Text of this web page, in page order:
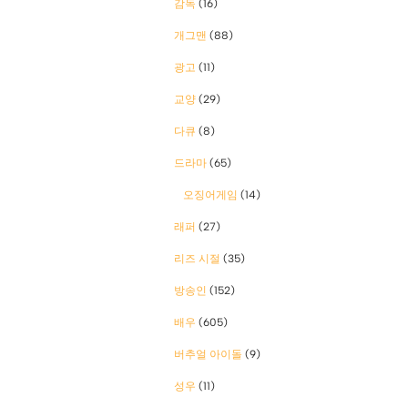
감독 (16)
개그맨 (88)
광고 (11)
교양 (29)
다큐 (8)
드라마 (65)
오징어게임 (14)
래퍼 (27)
리즈 시절 (35)
방송인 (152)
배우 (605)
버추얼 아이돌 (9)
성우 (11)